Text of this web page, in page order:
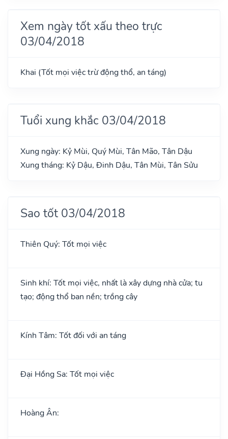
Xem ngày tốt xấu theo trực
03/04/2018
Khai (Tốt mọi việc trừ động thổ, an táng)
Tuổi xung khắc 03/04/2018
Xung ngày: Kỷ Mùi, Quý Mùi, Tân Mão, Tân Dậu
Xung tháng: Kỷ Dậu, Đinh Dậu, Tân Mùi, Tân Sửu
Sao tốt 03/04/2018
Thiên Quý: Tốt mọi việc
Sinh khí: Tốt mọi việc, nhất là xây dựng nhà cửa; tu
tạo; động thổ ban nền; trồng cây
Kính Tâm: Tốt đối với an táng
Đại Hồng Sa: Tốt mọi việc
Hoàng Ân: